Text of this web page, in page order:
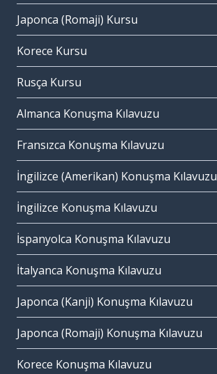
Japonca (Romaji) Kursu
Korece Kursu
Rusça Kursu
Almanca Konuşma Kılavuzu
Fransızca Konuşma Kılavuzu
İngilizce (Amerikan) Konuşma Kılavuzu
İngilizce Konuşma Kılavuzu
İspanyolca Konuşma Kılavuzu
İtalyanca Konuşma Kılavuzu
Japonca (Kanji) Konuşma Kılavuzu
Japonca (Romaji) Konuşma Kılavuzu
Korece Konuşma Kılavuzu